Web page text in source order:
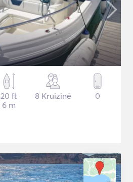
20 ft
6 m
8 Kruizinė 0